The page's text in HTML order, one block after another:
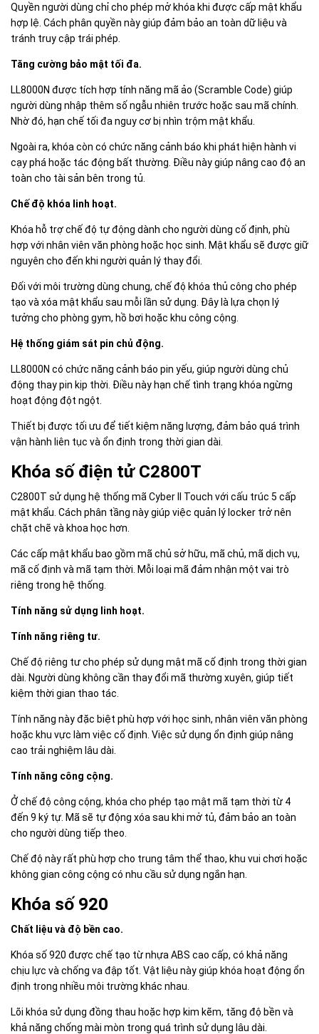
Quyền người dùng chỉ cho phép mở khóa khi được cấp mật khẩu
hợp lệ. Cách phân quyền này giúp đảm bảo an toàn dữ liệu và
tránh truy cập trái phép.
Tăng cường bảo mật tối đa.
LL8000N được tích hợp tính năng mã ảo (Scramble Code) giúp
người dùng nhập thêm số ngẫu nhiên trước hoặc sau mã chính.
Nhờ đó, hạn chế tối đa nguy cơ bị nhìn trộm mật khẩu.
Ngoài ra, khóa còn có chức năng cảnh báo khi phát hiện hành vi
cạy phá hoặc tác động bất thường. Điều này giúp nâng cao độ an
toàn cho tài sản bên trong tủ.
Chế độ khóa linh hoạt.
Khóa hỗ trợ chế độ tự động dành cho người dùng cố định, phù
hợp với nhân viên văn phòng hoặc học sinh. Mật khẩu sẽ được giữ
nguyên cho đến khi người quản lý thay đổi.
Đối với môi trường dùng chung, chế độ khóa thủ công cho phép
tạo và xóa mật khẩu sau mỗi lần sử dụng. Đây là lựa chọn lý
tưởng cho phòng gym, hồ bơi hoặc khu công cộng.
Hệ thống giám sát pin chủ động.
LL8000N có chức năng cảnh báo pin yếu, giúp người dùng chủ
động thay pin kịp thời. Điều này hạn chế tình trạng khóa ngừng
hoạt động đột ngột.
Thiết bị được tối ưu để tiết kiệm năng lượng, đảm bảo quá trình
vận hành liên tục và ổn định trong thời gian dài.
Khóa số điện tử C2800T
C2800T sử dụng hệ thống mã Cyber II Touch với cấu trúc 5 cấp
mật khẩu. Cách phân tầng này giúp việc quản lý locker trở nên
chặt chẽ và khoa học hơn.
Các cấp mật khẩu bao gồm mã chủ sở hữu, mã chủ, mã dịch vụ,
mã cố định và mã tạm thời. Mỗi loại mã đảm nhận một vai trò
riêng trong hệ thống.
Tính năng sử dụng linh hoạt.
Tính năng riêng tư.
Chế độ riêng tư cho phép sử dụng mật mã cố định trong thời gian
dài. Người dùng không cần thay đổi mã thường xuyên, giúp tiết
kiệm thời gian thao tác.
Tính năng này đặc biệt phù hợp với học sinh, nhân viên văn phòng
hoặc khu vực làm việc cố định. Việc sử dụng ổn định giúp nâng
cao trải nghiệm lâu dài.
Tính năng công cộng.
Ở chế độ công cộng, khóa cho phép tạo mật mã tạm thời từ 4
đến 9 ký tự. Mã sẽ tự động xóa sau khi mở tủ, đảm bảo an toàn
cho người dùng tiếp theo.
Chế độ này rất phù hợp cho trung tâm thể thao, khu vui chơi hoặc
không gian công cộng có nhu cầu sử dụng ngắn hạn.
Khóa số 920
Chất liệu và độ bền cao.
Khóa số 920 được chế tạo từ nhựa ABS cao cấp, có khả năng
chịu lực và chống va đập tốt. Vật liệu này giúp khóa hoạt động ổn
định trong nhiều môi trường khác nhau.
Lõi khóa sử dụng đồng thau hoặc hợp kim kẽm, tăng độ bền và
khả năng chống mài mòn trong quá trình sử dụng lâu dài.